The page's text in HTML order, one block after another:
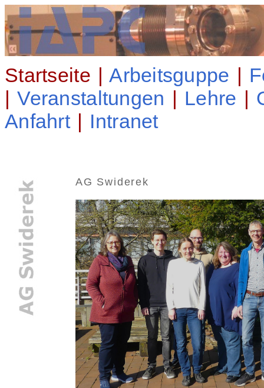
Startseite |Arbeitsguppe |
|Veranstaltungen | Lehre |
Anfahrt| Intranet
AG Swiderek